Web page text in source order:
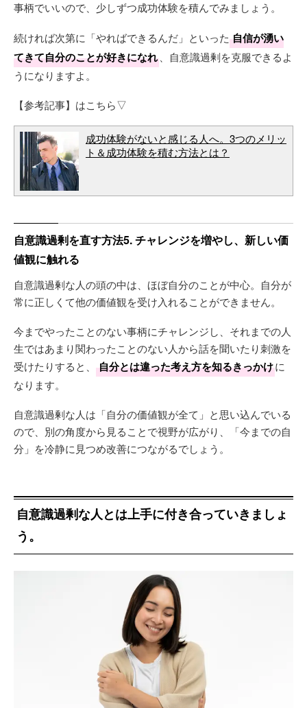
事柄でいいので、少しずつ成功体験を積んでみましょう。
続ければ次第に「やればできるんだ」といった 自信が湧い
てきて自分のことが好きになれ 、自意識過剰を克服できるよ
うになりますよ。
【参考記事】はこちら▽
成功体験がないと感じる人へ。3つのメリッ
ト＆成功体験を積む方法とは？
自意識過剰を直す方法5. チャレンジを増やし、新しい価
値観に触れる
自意識過剰な人の頭の中は、ほぼ自分のことが中心。自分が
常に正しくて他の価値観を受け入れることができません。
今までやったことのない事柄にチャレンジし、それまでの人
生ではあまり関わったことのない人から話を聞いたり刺激を
受けたりすると、
自分とは違った考え方を知るきっかけに
なります。
自意識過剰な人は「自分の価値観が全て」と思い込んでいる
ので、別の角度から見ることで視野が広がり、「今までの自
分」を冷静に見つめ改善につながるでしょう。
自意識過剰な人とは上手に付き合っていきましょ
う。